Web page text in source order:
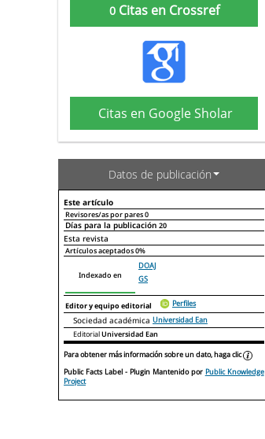
0Citas en Crossref
Citas en Google Sholar
Datos de publicación
Este artículo
Revisores/as por pares0
Días para la publicación 20
Declaraciones de autoría
Esta revista
Artículos aceptados0%
Indexado en
DOAJ
GS
Editor y equipo editorial Perfiles
Sociedad académica Universidad Ean
EditorialUniversidad Ean
Para obtener más información sobre un dato, haga clic
Public Facts Label- Plugin Mantenido por Public Knowledge
Project